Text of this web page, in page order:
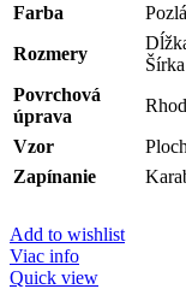
Farba
Rozmery
Povrchová
úprava
Vzor
Zapínanie
Add to wishlist
Viac info
Quick view